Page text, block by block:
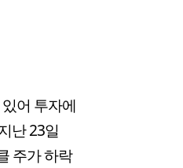
어 투자에
난 23일
주가 하락